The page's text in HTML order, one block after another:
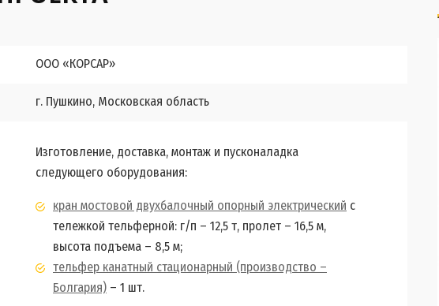
ООО «КОРСАР»
г. Пушкино, Московская область
Изготовление, доставка, монтаж и пусконаладка
следующего оборудования:
кран мостовой двухбалочный опорный электрический с
тележкой тельферной: г/п – 12,5 т, пролет – 16,5 м,
высота подъема – 8,5 м;
тельфер канатный стационарный (производство –
Болгария) – 1 шт.